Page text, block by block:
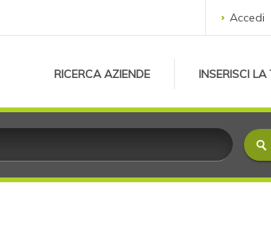
Accedi
RICERCA AZIENDE INSERISCI